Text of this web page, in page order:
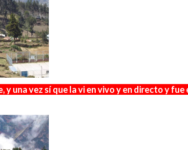
y una vez sí que la vi en vivo y en directo y